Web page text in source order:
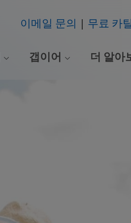
이메일 문의 무료 카
갭이어 더 알아